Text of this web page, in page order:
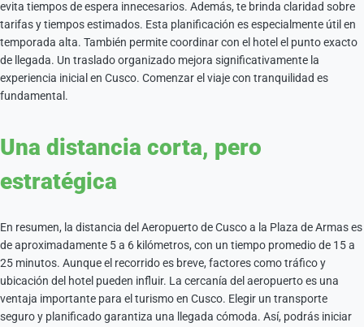
evita tiempos de espera innecesarios. Además, te brinda claridad sobre
tarifas y tiempos estimados. Esta planificación es especialmente útil en
temporada alta. También permite coordinar con el hotel el punto exacto
de llegada. Un traslado organizado mejora significativamente la
experiencia inicial en Cusco. Comenzar el viaje con tranquilidad es
fundamental.
Una distancia corta, pero
estratégica
En resumen, la distancia del Aeropuerto de Cusco a la Plaza de Armas es
de aproximadamente 5 a 6 kilómetros, con un tiempo promedio de 15 a
25 minutos. Aunque el recorrido es breve, factores como tráfico y
ubicación del hotel pueden influir. La cercanía del aeropuerto es una
ventaja importante para el turismo en Cusco. Elegir un transporte
seguro y planificado garantiza una llegada cómoda. Así, podrás iniciar